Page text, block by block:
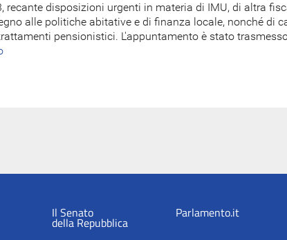
recante disposizioni urgenti in materia di IMU, di altra
alle politiche abitative e di finanza locale, nonché di
pensionistici. L'appuntamento è stato
Il Senato
della Repubblica
Parlamento.it